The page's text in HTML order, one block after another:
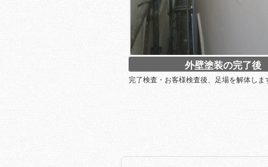
外壁塗装の完了後
完了検査・お客様検査後、足場を解体しま